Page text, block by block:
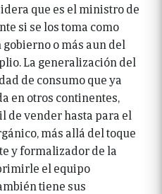
que es el ministro de
si se los toma como
o más aun del
La generalización del
de consumo que ya
en otros continentes,
de vender hasta para el
más allá del toque
y formalizador de la
el equipo
tiene sus